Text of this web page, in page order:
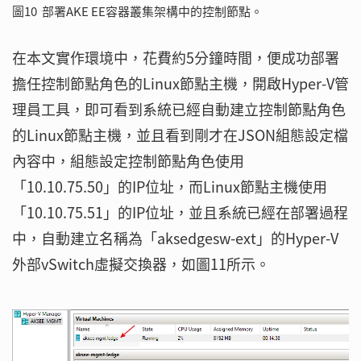
圖10 部署AKE EE容器叢集架構中的控制節點。
在本文實作環境中，花費約5分鐘時間，便成功部署
擔任控制節點角色的Linux節點主機，開啟Hyper-V管
理員工具，即可看到系統已經自動建立控制節點角色
的Linux節點主機，並且看到剛才在JSON組態設定檔
內容中，組態設定控制節點角色使用
「10.10.75.50」的IP位址，而Linux節點主機使用
「10.10.75.51」的IP位址，並且系統已經在部署過程
中，自動建立名稱為「aksedgesw-ext」的Hyper-V
外部vSwitch虛擬交換器，如圖11所示。